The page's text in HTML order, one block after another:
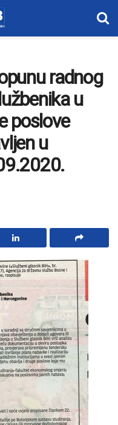
radnog
u
poslove
u